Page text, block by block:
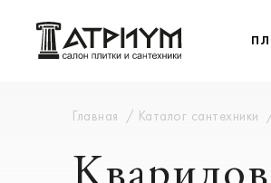
Главная Каталог сантехники